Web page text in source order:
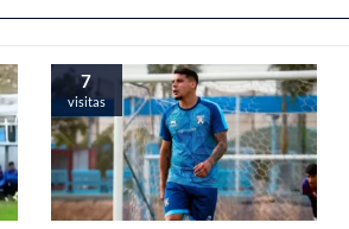
7
visitas